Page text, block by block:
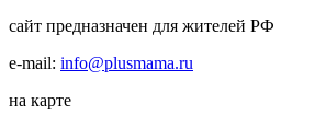
сайт предназначен для жителей РФ
e-mail: info@plusmama.ru
на карте